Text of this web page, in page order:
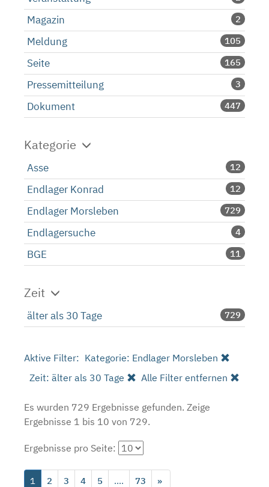
Magazin 2
Meldung 105
Seite 165
Pressemitteilung 3
Dokument 447
Kategorie
Asse 12
Endlager Konrad 12
Endlager Morsleben 729
Endlagersuche 4
BGE 11
Zeit
älter als 30 Tage 729
Aktive Filter: Kategorie: Endlager Morsleben
Zeit: älter als 30 Tage
Alle Filter entfernen
Es wurden 729 Ergebnisse gefunden. Zeige
Ergebnisse 1 bis 10 von 729.
Ergebnisse pro Seite:
1 2 3 4 5 .... 73 »